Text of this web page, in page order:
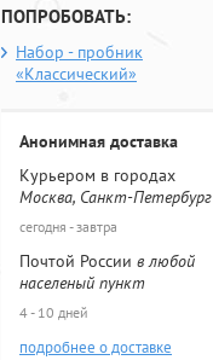
ПОПРОБОВАТЬ:
Набор - пробник
«Классический»
Анонимная доставка
Курьером в городах
Москва, Санкт-Петербург
сегодня - завтра
Почтой России в любой
населеный пункт
4 - 10 дней
подробнее о доставке